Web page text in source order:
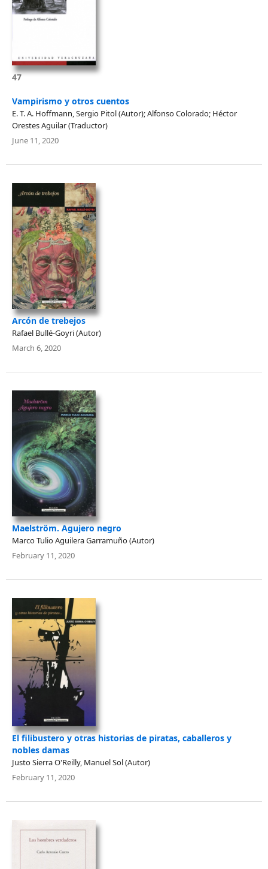
47
Vampirismo y otros cuentos
E. T. A. Hoffmann, Sergio Pitol (Autor); Alfonso Colorado; Héctor
Orestes Aguilar (Traductor)
June 11, 2020
Arcón de trebejos
Rafael Bullé-Goyri (Autor)
March 6, 2020
Maelström. Agujero negro
Marco Tulio Aguilera Garramuño (Autor)
February 11, 2020
El filibustero y otras historias de piratas, caballeros y
nobles damas
Justo Sierra O'Reilly, Manuel Sol (Autor)
February 11, 2020